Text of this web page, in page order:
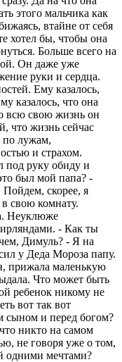
этого мальчика как
втайне от себя
хотел бы, чтобы она
Больше всего на
Он даже уже
руки и сердца.
Ему казалось,
казалось, что она
всю свою жизнь он
что жизнь сейчас
по лужам,
и страхом.
под руку обиду и
был мой папа? -
скорее, я
свою комнату.
Неуклюже
- Как ты
Димуль? - Я на
у Деда Мороза папу.
прижала маленькую
Что может быть
ребенок никому не
вот так вот
сыном и перед богом?
никто на самом
не говоря уже о том,
одними мечтами?